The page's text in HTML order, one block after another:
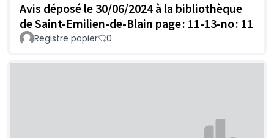
Avis déposé le 30/06/2024 à la bibliothèque
de Saint-Emilien-de-Blain page : 11-13-no : 11
Registre papier 0